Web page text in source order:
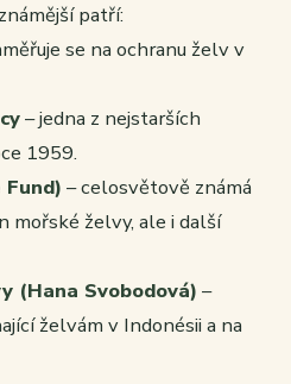
patří:
se na ochranu želv v
– jedna z nejstarších
1959.
– celosvětově známá
mořské želvy, ale i další
(Hana Svobodová) –
želvám v Indonésii a na